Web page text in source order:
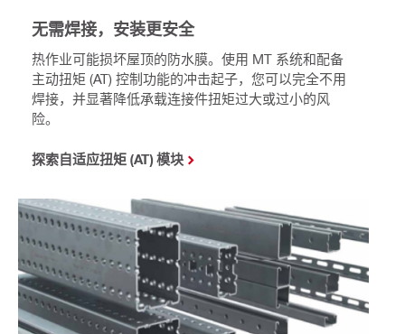
无需焊接，安装更安全
热作业可能损坏屋顶的防水膜。使用 MT 系统和配备
主动扭矩 (AT) 控制功能的冲击起子，您可以完全不用
焊接，并显著降低承载连接件扭矩过大或过小的风
险。
探索自适应扭矩 (AT) 模块